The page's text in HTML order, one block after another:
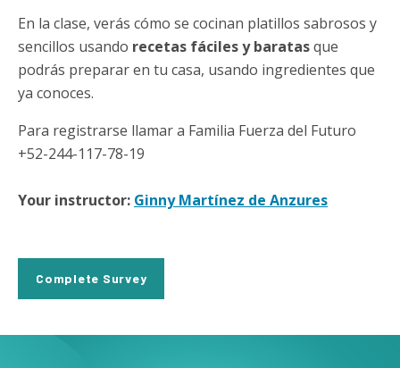
En la clase, verás cómo se cocinan platillos sabrosos y
sencillos usando recetas fáciles y baratasque
podrás preparar en tu casa, usando ingredientes que
ya conoces.
Para registrarse llamar a Familia Fuerza del Futuro
+52-244-117-78-19
Your instructor: Ginny Martínez de Anzures
Complete Survey